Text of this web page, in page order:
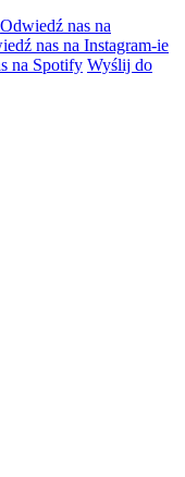
Odwiedź nas na
nas na Instagram-ie
na Spotify Wyślij do